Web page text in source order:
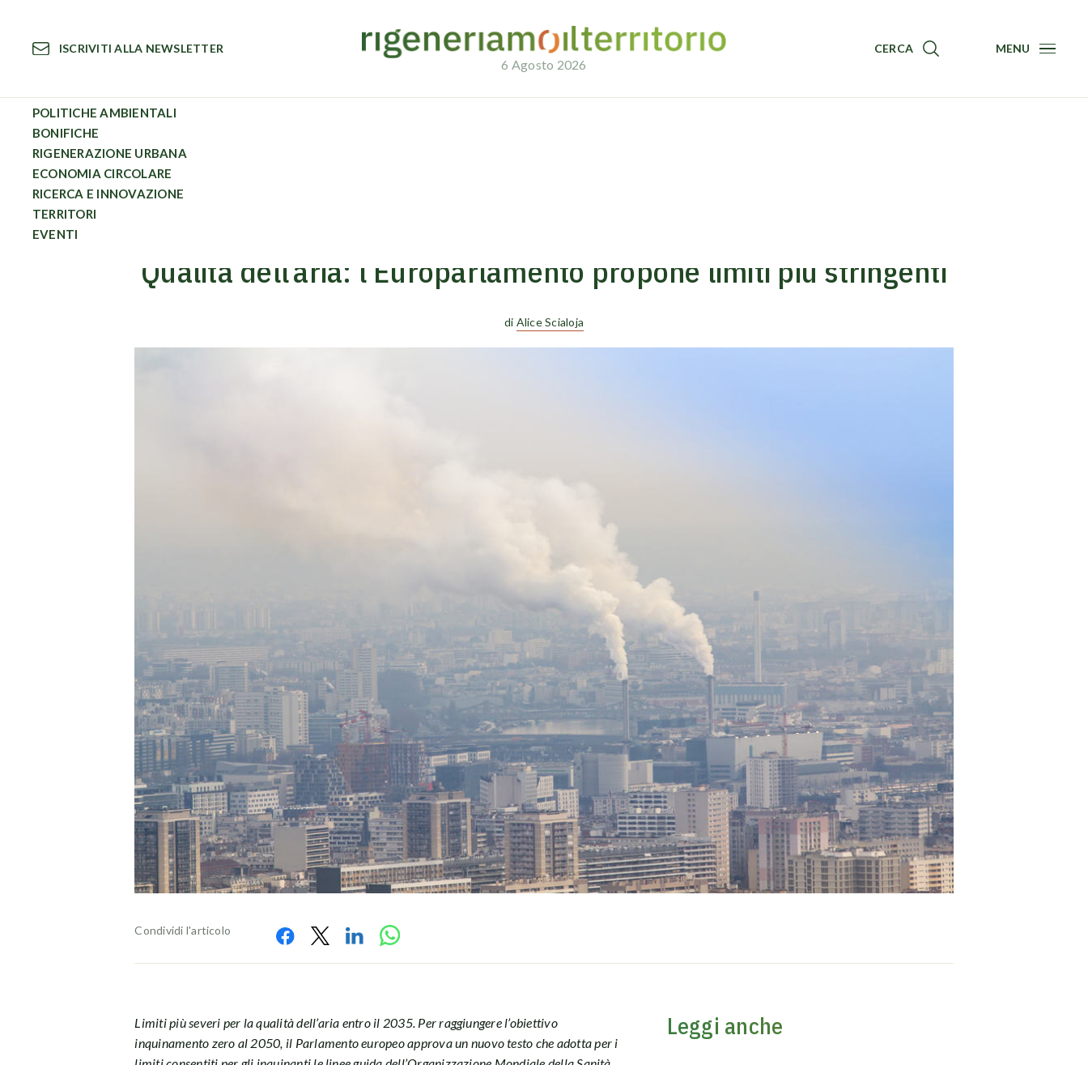
contenuto
ISCRIVITI ALLA NEWSLETTER
6 Agosto 2026
CERCA MENU
POLITICHE AMBIENTALI
BONIFICHE
RIGENERAZIONE URBANA
ECONOMIA CIRCOLARE
RICERCA E INNOVAZIONE
TERRITORI
EVENTI
Politiche Ambientali
Qualità dell’aria: l’Europarlamento propone limiti più stringenti
di Alice Scialoja
Condividi l'articolo
Limiti più severi per la qualità dell’aria entro il 2035. Per raggiungere l’obiettivo
inquinamento zero al 2050, il Parlamento europeo approva un nuovo testo che adotta per i
Leggi anche